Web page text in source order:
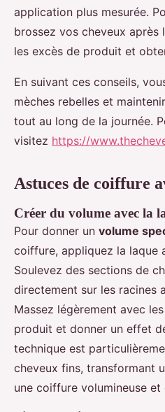
application plus mesurée.
brossez vos cheveux
les excès de produit et
En suivant ces conseils,
mèches rebelles et
tout au long de la journée.
visitez https://
Astuces de coiffure
Créer du volume avec la
Pour donner un volume
coiffure, appliquez la laque
Soulevez des sections de
directement sur les racines
Massez légèrement avec
produit et donner un effet
technique est
cheveux fins, transformant
une coiffure volumineuse et